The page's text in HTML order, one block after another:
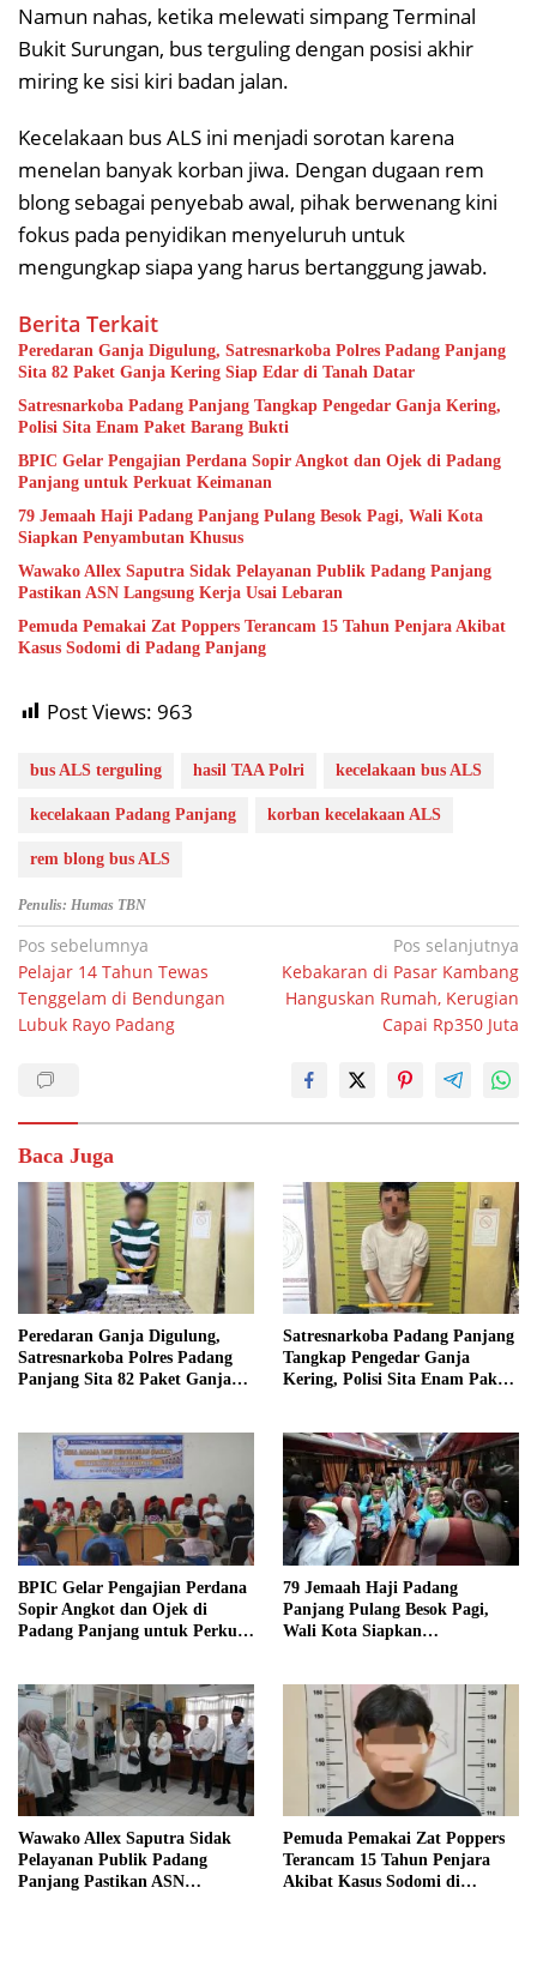
Namun nahas, ketika melewati simpang Terminal
Bukit Surungan, bus terguling dengan posisi akhir
miring ke sisi kiri badan jalan.
Kecelakaan bus ALS ini menjadi sorotan karena
menelan banyak korban jiwa. Dengan dugaan rem
blong sebagai penyebab awal, pihak berwenang kini
fokus pada penyidikan menyeluruh untuk
mengungkap siapa yang harus bertanggung jawab.
Berita Terkait
Peredaran Ganja Digulung, Satresnarkoba Polres Padang Panjang
Sita 82 Paket Ganja Kering Siap Edar di Tanah Datar
Satresnarkoba Padang Panjang Tangkap Pengedar Ganja Kering,
Polisi Sita Enam Paket Barang Bukti
BPIC Gelar Pengajian Perdana Sopir Angkot dan Ojek di Padang
Panjang untuk Perkuat Keimanan
79 Jemaah Haji Padang Panjang Pulang Besok Pagi, Wali Kota
Siapkan Penyambutan Khusus
Wawako Allex Saputra Sidak Pelayanan Publik Padang Panjang
Pastikan ASN Langsung Kerja Usai Lebaran
Pemuda Pemakai Zat Poppers Terancam 15 Tahun Penjara Akibat
Kasus Sodomi di Padang Panjang
Post Views: 963
bus ALS terguling hasil TAA Polri kecelakaan bus ALS
kecelakaan Padang Panjang korban kecelakaan ALS
rem blong bus ALS
Penulis: Humas TBN
Navigasi
pos
Pos sebelumnya
Pelajar 14 Tahun Tewas
Tenggelam di Bendungan
Lubuk Rayo Padang
Pos selanjutnya
Kebakaran di Pasar Kambang
Hanguskan Rumah, Kerugian
Capai Rp350 Juta
Baca Juga
Peredaran Ganja Digulung,
Satresnarkoba Polres Padang
Panjang Sita 82 Paket Ganja
Satresnarkoba Padang Panjang
Tangkap Pengedar Ganja
Kering, Polisi Sita Enam Paket
BPIC Gelar Pengajian Perdana
Sopir Angkot dan Ojek di
Padang Panjang untuk Perkuat
79 Jemaah Haji Padang
Panjang Pulang Besok Pagi,
Wali Kota Siapkan
Wawako Allex Saputra Sidak
Pelayanan Publik Padang
Panjang Pastikan ASN
Pemuda Pemakai Zat Poppers
Terancam 15 Tahun Penjara
Akibat Kasus Sodomi di